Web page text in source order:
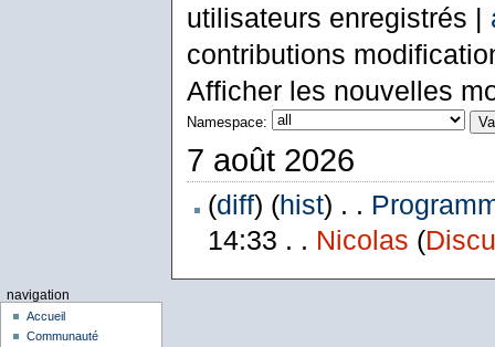
utilisateurs enregistrés |
contributions
Afficher les nouvelles
Namespace:
7 août 2026
(diff) (hist) . .
14:33 . . Nicolas (
navigation
Accueil
Communauté